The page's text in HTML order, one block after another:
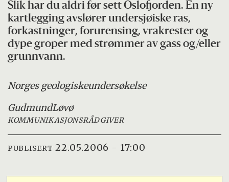
Slik har du aldri før sett Oslofjorden. En ny
kartlegging avslører undersjøiske ras,
forkastninger, forurensing, vrakrester og
dype groper med strømmer av gass og/eller
grunnvann.
Norges geologiskeundersøkelse
GudmundLøvø
KOMMUNIKASJONSRÅDGIVER
PUBLISERT 22.05.2006 - 17:00